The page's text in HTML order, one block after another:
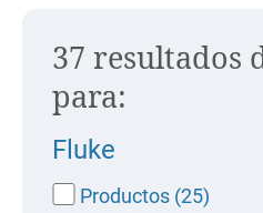
37 resultados
para:
Fluke
Productos (25)